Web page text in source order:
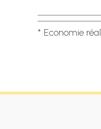
* Economie